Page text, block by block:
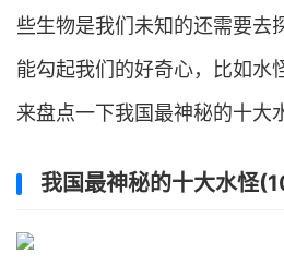
些生物是我们未知的还需要去
能勾起我们的好奇心，比如水
来盘点一下我国最神秘的十大
我国最神秘的十大水怪